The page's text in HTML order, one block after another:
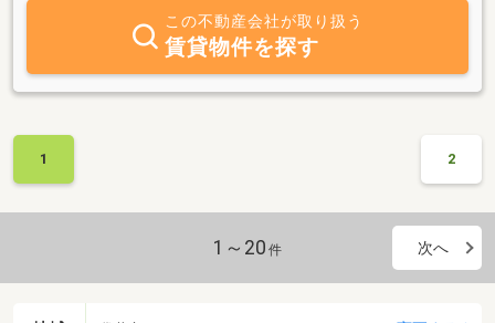
いの？」 「相続対策は？」 「税金は？」 土地の有効活用等お
客様のあらゆるニーズに対応して、不動産コンサルティング業務も
行っております。ぜひ、当社にご相談を！
この不動産会社が取り扱う
賃貸物件を探す
1 2
1～20 件 次へ